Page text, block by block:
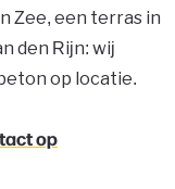
Zee, een terras in
den Rijn: wij
op locatie.
op